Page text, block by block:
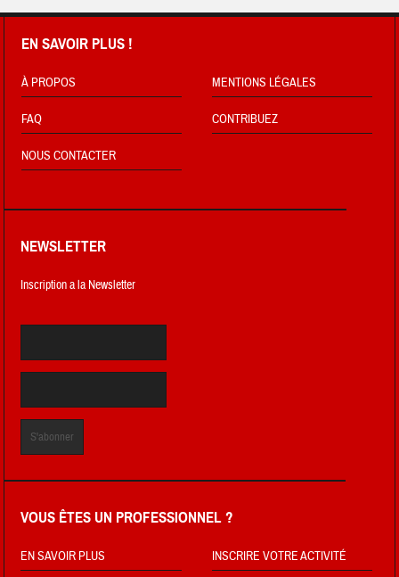
EN SAVOIR PLUS !
À PROPOS MENTIONS LÉGALES
FAQ CONTRIBUEZ
NOUS CONTACTER
NEWSLETTER
Inscription a la Newsletter
VOUS ÊTES UN PROFESSIONNEL ?
EN SAVOIR PLUS INSCRIRE VOTRE ACTIVITÉ